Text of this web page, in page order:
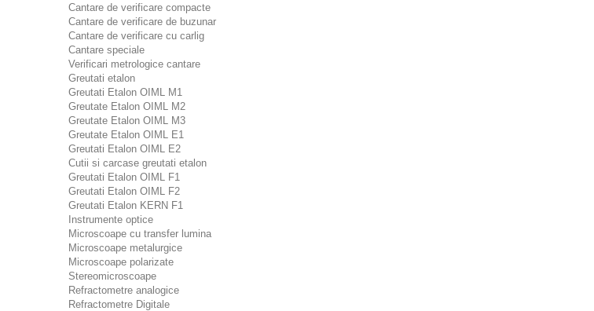
Cantare de verificare compacte
Cantare de verificare de buzunar
Cantare de verificare cu carlig
Cantare speciale
Verificari metrologice cantare
Greutati etalon
Greutati Etalon OIML M1
Greutate Etalon OIML M2
Greutate Etalon OIML M3
Greutate Etalon OIML E1
Greutati Etalon OIML E2
Cutii si carcase greutati etalon
Greutati Etalon OIML F1
Greutati Etalon OIML F2
Greutati Etalon KERN F1
Instrumente optice
Microscoape cu transfer lumina
Microscoape metalurgice
Microscoape polarizate
Stereomicroscoape
Refractometre analogice
Refractometre Digitale